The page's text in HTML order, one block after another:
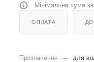
Мінімальна сума
ОПЛАТА
Призначення —
для